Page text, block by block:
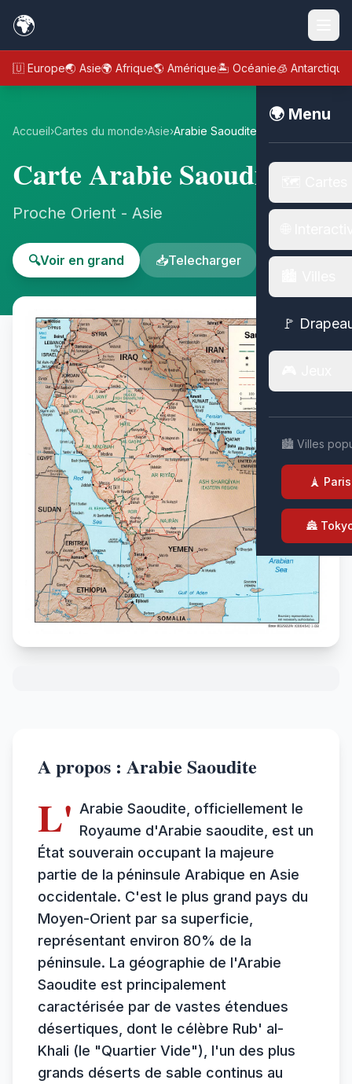
🌍
🇪🇺 Europe🌏 Asie🌍 Afrique🌎 Amérique🏝️ Océanie🧊 Antarctique
🌍 Menu
🚩
🏙️ Villes
🗼 Paris
🏯
Accueil›Cartes du monde›Asie›Arabie Saoudite
Carte Arabie Saoudite
Proche Orient - Asie
🔍Voir en grand 📥Telecharger
A propos : Arabie Saoudite
L' Arabie Saoudite, officiellement le
Royaume d'Arabie saoudite, est un
État souverain occupant la majeure
partie de la péninsule Arabique en Asie
occidentale. C'est le plus grand pays du
Moyen-Orient par sa superficie,
représentant environ 80% de la
péninsule. La géographie de l'Arabie
Saoudite est principalement
caractérisée par de vastes étendues
désertiques, dont le célèbre Rub' al-
Khali (le "Quartier Vide"), l'un des plus
grands déserts de sable continus au